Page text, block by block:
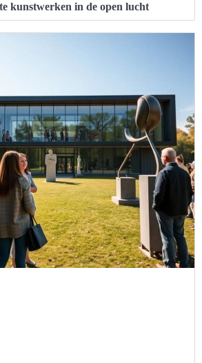
kunstwerken in de open lucht